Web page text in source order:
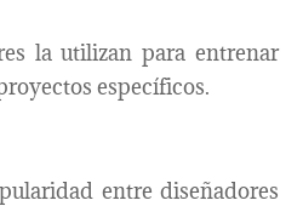
la utilizan para entrenar
específicos.
entre diseñadores